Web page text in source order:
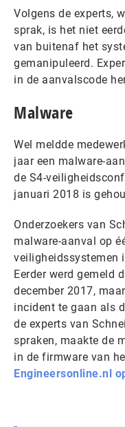
Volgens de experts,
sprak, is het niet
van buitenaf het
gemanipuleerd.
in de aanvalscode
Malware
Wel meldde
jaar een malware-
de S4-
januari 2018 is
Onderzoekers van
malware-aanval op
veiligheidssystemen
Eerder werd gemeld
december 2017,
incident te gaan als
de experts van
spraken, maakte de
in de firmware van
Engineersonline.nl